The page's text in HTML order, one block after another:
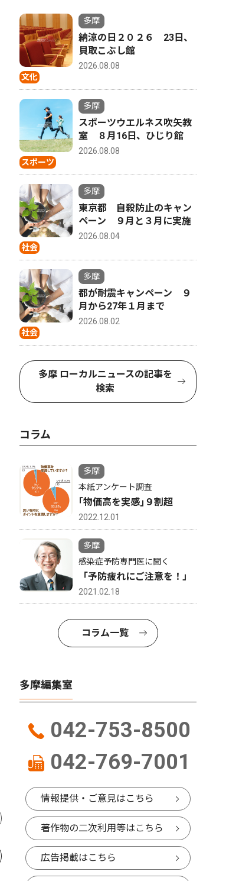
4
トップニュース
クロスガーデン多摩 閉館へ
12月で営業終了、来年解体
スポーツ
文化
多摩
納涼の日２０２６ 23日、
貝取こぶし館
2026.08.08
スポーツ
多摩
スポーツウエルネス吹矢教
室 ８月16日、ひじり館
2026.08.08
社会
多摩
東京都 自殺防止のキャン
ペーン ９月と３月に実施
2026.08.04
社会
多摩
都が耐震キャンペーン ９
月から27年１月まで
2026.08.02
多摩 ローカルニュースの記事を
検索
コラム
多摩
本紙アンケート調査
｢物価高を実感｣９割超
2022.12.01
多摩
感染症予防専門医に聞く
「予防疲れにご注意を！」
2021.02.18
コラム一覧
多摩編集室
042-753-8500
042-769-7001
情報提供・ご意見はこちら
著作物の二次利用等はこちら
広告掲載はこちら